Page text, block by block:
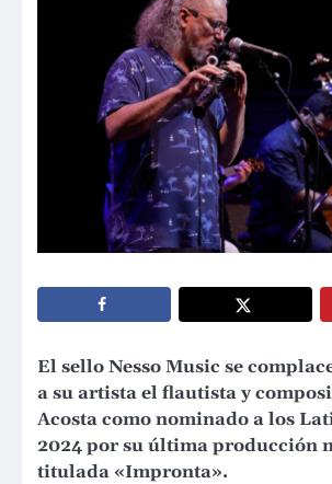
El sello Nesso Music se
a su artista el flautista y
Acosta como nominado a los
2024 por su última producción
titulada «Impronta».